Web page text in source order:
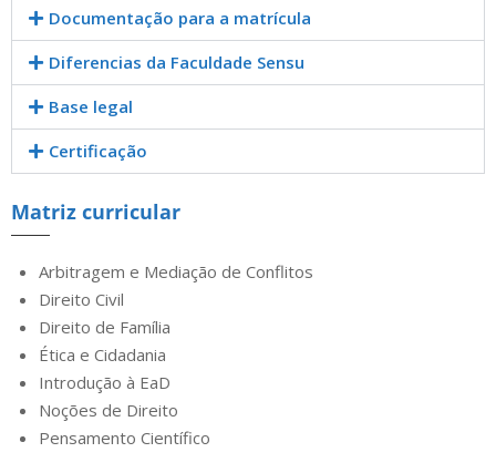
Documentação para a matrícula
Diferencias da Faculdade Sensu
Base legal
Certificação
Matriz curricular
Arbitragem e Mediação de Conflitos
Direito Civil
Direito de Família
Ética e Cidadania
Introdução à EaD
Noções de Direito
Pensamento Científico